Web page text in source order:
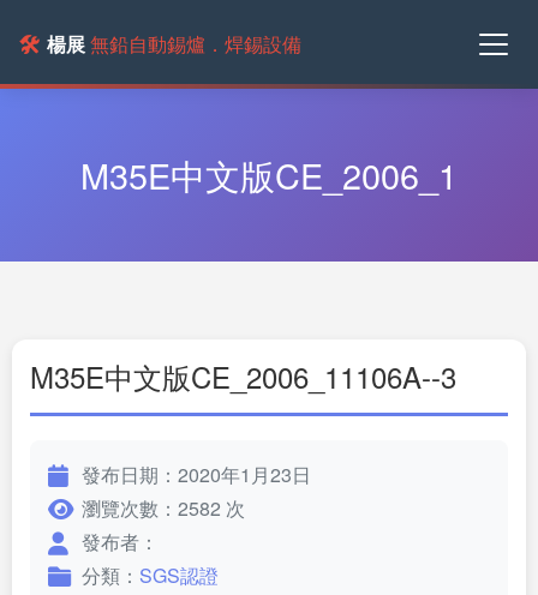
🛠️ 楊展無鉛自動錫爐．焊錫設備
M35E中文版CE_2006_1
M35E中文版CE_2006_11106A--3
發布日期：2020年1月23日
瀏覽次數：2582 次
發布者：
分類： SGS認證